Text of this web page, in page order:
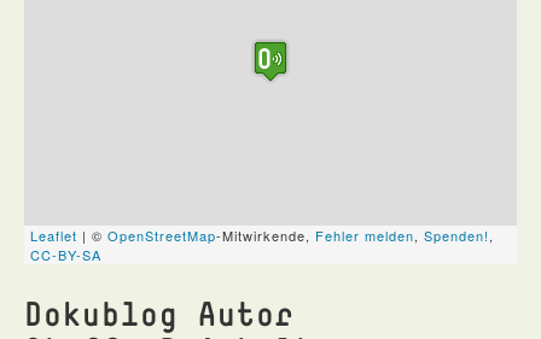
Dokublog Autor